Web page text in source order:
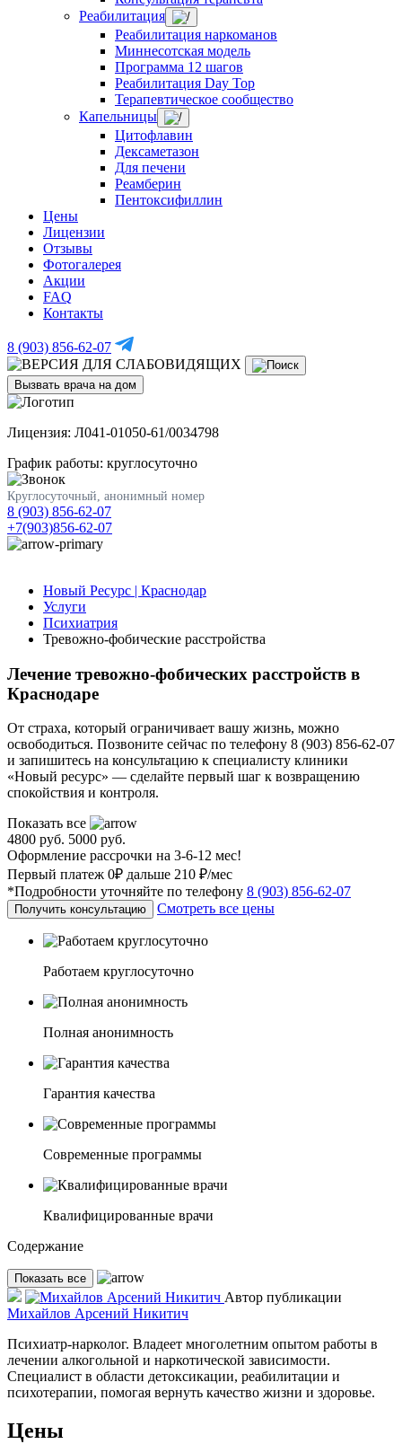
Реабилитация
Реабилитация наркоманов
Миннесотская модель
Программа 12 шагов
Реабилитация Day Top
Терапевтическое сообщество
Капельницы
Цитофлавин
Дексаметазон
Для печени
Реамберин
Пентоксифиллин
Цены
Лицензии
Отзывы
Фотогалерея
Акции
FAQ
Контакты
8 (903) 856-62-07
Вызвать врача на дом
Лицензия: Л041-01050-61/0034798
График работы: круглосуточно
Круглосуточный, анонимный номер
8 (903) 856-62-07
+7(903)856-62-07
Новый Ресурс | Краснодар
Услуги
Психиатрия
Тревожно-фобические расстройства
Лечение тревожно-фобических расстройств в
Краснодаре
От страха, который ограничивает вашу жизнь, можно
освободиться. Позвоните сейчас по телефону 8 (903) 856-62-07
и запишитесь на консультацию к специалисту клиники
«Новый ресурс» — сделайте первый шаг к возвращению
спокойствия и контроля.
Показать все
4800 руб. 5000 руб.
Оформление рассрочки на 3-6-12 мес!
Первый платеж 0₽ дальше 210 ₽/мес
*Подробности уточняйте по телефону 8 (903) 856-62-07
Получить консультацию Смотреть все цены
Работаем круглосуточно
Полная анонимность
Гарантия качества
Современные программы
Квалифицированные врачи
Содержание
Показать все
Автор публикации
Михайлов Арсений Никитич
Психиатр-нарколог. Владеет многолетним опытом работы в
лечении алкогольной и наркотической зависимости.
Специалист в области детоксикации, реабилитации и
психотерапии, помогая вернуть качество жизни и здоровье.
Цены